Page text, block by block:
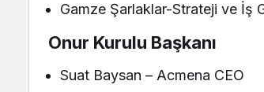
Gamze Şarlaklar-Strateji ve İş
Onur Kurulu Başkanı
Suat Baysan – Acmena CEO